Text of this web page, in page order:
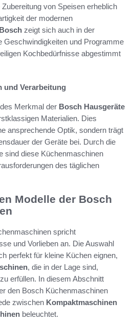
von Speisen erheblich
der modernen
zeigt sich auch in der
Geschwindigkeiten und Programme
Kochbedürfnisse abgestimmt
und Verarbeitung
Merkmal der Bosch Hausgeräte
Materialien. Dies
ansprechende Optik, sondern trägt
der Geräte bei. Durch die
sind diese Küchenmaschinen
des täglichen
Modelle der Bosch
spricht
und Vorlieben an. Die Auswahl
perfekt für kleine Küchen eignen,
, die in der Lage sind,
erfüllen. In diesem Abschnitt
den Bosch Küchenmaschinen
zwischen Kompaktmaschinen
beleuchtet.